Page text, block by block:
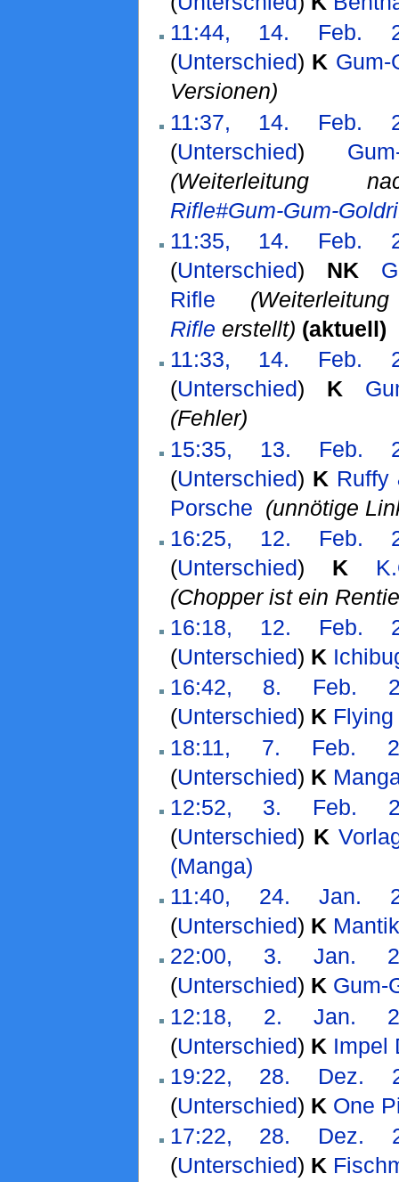
11:44, 14. Feb.
(Unterschied) K Gum-
Versionen)
11:37, 14. Feb.
(Unterschied)
(Weiterleitung
Rifle#Gum-Gum-
11:35, 14. Feb.
(Unterschied) NK
Rifle
Rifle erstellt) (aktuell)
11:33, 14. Feb.
(Unterschied) K
(Fehler)
15:35, 13. Feb.
(Unterschied) K Ruffy
Porsche (unnötige
16:25, 12. Feb.
(Unterschied) K
(Chopper ist ein
16:18, 12. Feb.
(Unterschied) K
16:42, 8. Feb.
(Unterschied) K
18:11, 7. Feb.
(Unterschied) K
12:52, 3. Feb.
(Unterschied) K
(Manga)
11:40, 24. Jan.
(Unterschied) K
22:00, 3. Jan.
(Unterschied) K Gum-
12:18, 2. Jan.
(Unterschied) K Impel
19:22, 28. Dez.
(Unterschied) K One
17:22, 28. Dez.
(Unterschied) K